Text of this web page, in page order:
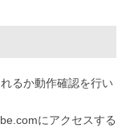
るか動作確認を行い
にアクセスする